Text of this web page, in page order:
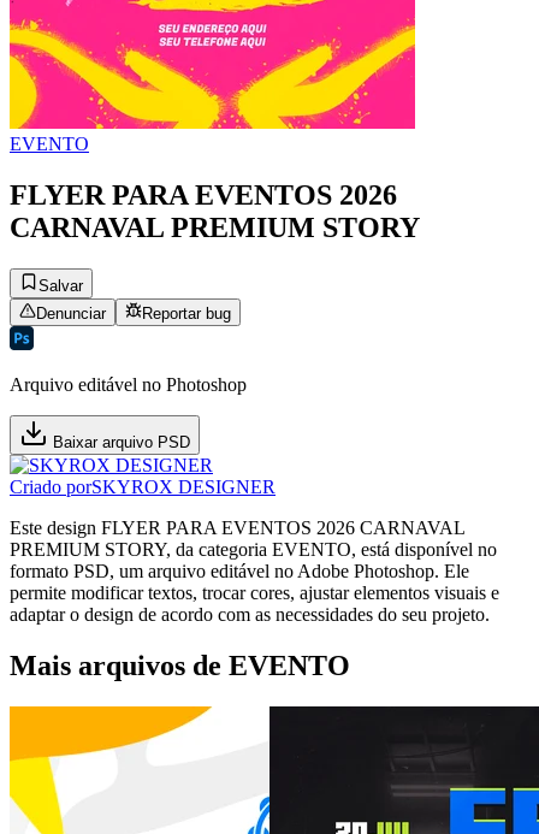
EVENTO
FLYER PARA EVENTOS 2026
CARNAVAL PREMIUM STORY
Salvar
Denunciar
Reportar bug
Arquivo editável no Photoshop
Baixar arquivo PSD
Criado porSKYROX DESIGNER
Este design FLYER PARA EVENTOS 2026 CARNAVAL
PREMIUM STORY, da categoria EVENTO, está disponível no
formato PSD, um arquivo editável no Adobe Photoshop. Ele
permite modificar textos, trocar cores, ajustar elementos visuais e
adaptar o design de acordo com as necessidades do seu projeto.
Mais arquivos de EVENTO